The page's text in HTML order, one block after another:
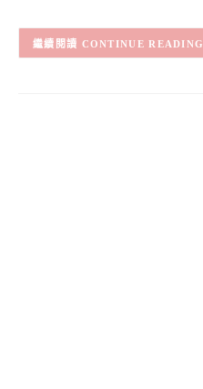
CONTINUE READING